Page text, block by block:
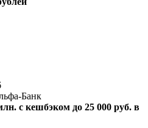
с кешбэком до 25 000 руб. в